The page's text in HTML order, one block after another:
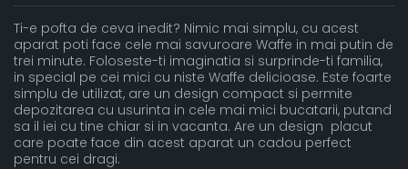
Ti-e pofta de ceva inedit? Nimic mai simplu, cu acest
aparat poti face cele mai savuroare Waffe in mai putin de
trei minute. Foloseste-ti imaginatia si surprinde-ti familia,
in special pe cei mici cu niste Waffe delicioase. Este foarte
simplu de utilizat, are un design compact si permite
depozitarea cu usurinta in cele mai mici bucatarii, putand
sa il iei cu tine chiar si in vacanta. Are un design placut
care poate face din acest aparat un cadou perfect
pentru cei dragi.